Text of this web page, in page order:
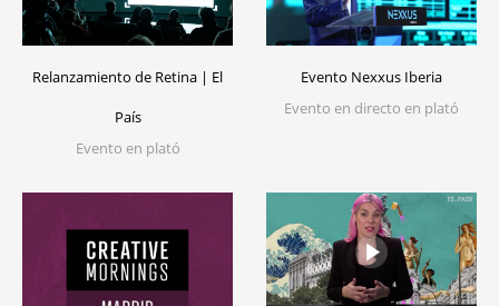
Relanzamiento de Retina | El
País
Evento en plató
Evento Nexxus Iberia
Evento en directo en plató